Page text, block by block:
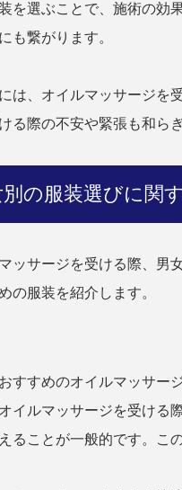
を選ぶことで、施術の効
も繋がります。
は、オイルマッサージを
る際の不安や緊張も和ら
別の服装選びに関
ッサージを受ける際、男
の服装を紹介します。
すすめのオイルマッサー
イルマッサージを受ける
ることが一般的です。こ